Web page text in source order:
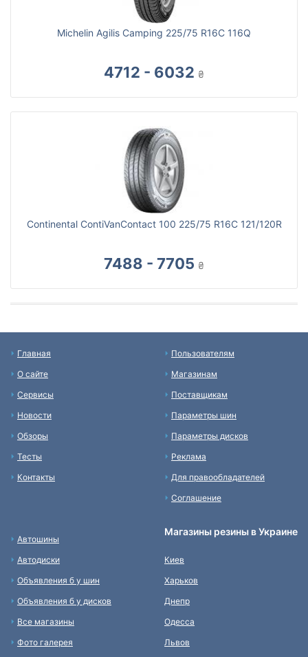
Michelin Agilis Camping 225/75 R16C 116Q
4712 - 6032 ₴
Continental ContiVanContact 100 225/75 R16C 121/120R
7488 - 7705 ₴
Главная
О сайте
Сервисы
Новости
Обзоры
Тесты
Контакты
Пользователям
Магазинам
Поставщикам
Параметры шин
Параметры дисков
Реклама
Для правообладателей
Соглашение
Автошины
Автодиски
Объявления б у шин
Объявления б у дисков
Все магазины
Фото галерея
Магазины резины в Украине
Киев
Харьков
Днепр
Одесса
Львов